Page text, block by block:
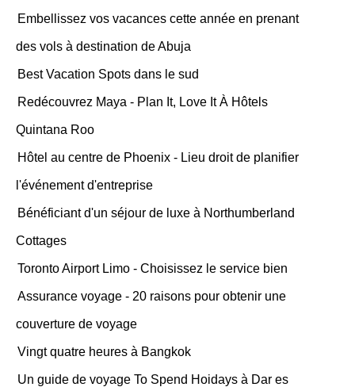
Embellissez vos vacances cette année en prenant
des vols à destination de Abuja
Best Vacation Spots dans le sud
Redécouvrez Maya - Plan It, Love It À Hôtels
Quintana Roo
Hôtel au centre de Phoenix - Lieu droit de planifier
l'événement d'entreprise
Bénéficiant d'un séjour de luxe à Northumberland
Cottages
Toronto Airport Limo - Choisissez le service bien
Assurance voyage - 20 raisons pour obtenir une
couverture de voyage
Vingt quatre heures à Bangkok
Un guide de voyage To Spend Hoidays à Dar es